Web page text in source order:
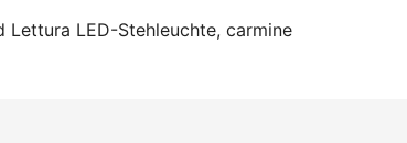
Lettura LED-Stehleuchte, carmine